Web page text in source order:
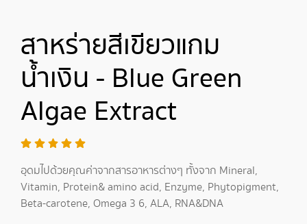
สาหร่ายสีเขียวแกม
น้ำเงิน - Blue Green
Algae Extract
อุดมไปด้วยคุณค่าจากสารอาหารต่างๆ ทั้งจาก Mineral,
Vitamin, Protein& amino acid, Enzyme, Phytopigment,
Beta-carotene, Omega 3 6, ALA, RNA&DNA